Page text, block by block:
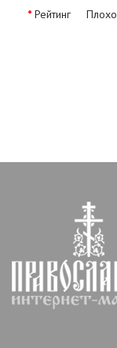
Рейтинг Плохо